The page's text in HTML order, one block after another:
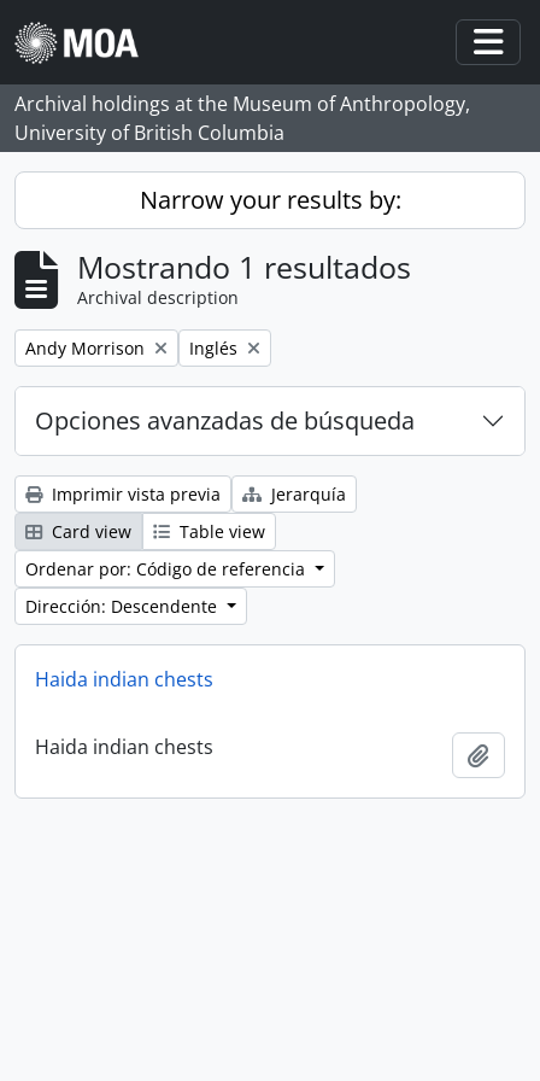
Skip to main content
Archival holdings at the Museum of Anthropology,
University of British Columbia
Narrow your results by:
Mostrando 1 resultados
Archival description
Remove filter:
Andy Morrison Remove filter:
Inglés
Opciones avanzadas de búsqueda
Imprimir vista previa
Jerarquía
Card view
Table view
Ordenar por: Código de referencia
Dirección: Descendente
Haida indian chests
Haida indian chests